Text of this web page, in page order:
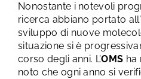
Nonostante i notevoli
ricerca abbiano portato
sviluppo di nuove
situazione si è
corso degli anni. L’OMS ha
noto che ogni anno si